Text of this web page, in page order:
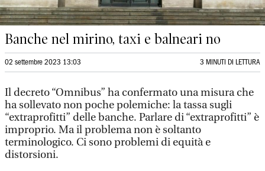
Banche nel mirino, taxi e balneari no
02 settembre 2023 13:03 3 MINUTI DI LETTURA
Il decreto “Omnibus” ha confermato una misura che
ha sollevato non poche polemiche: la tassa sugli
“extraprofitti” delle banche. Parlare di “extraprofitti” è
improprio. Ma il problema non è soltanto
terminologico. Ci sono problemi di equità e
distorsioni.